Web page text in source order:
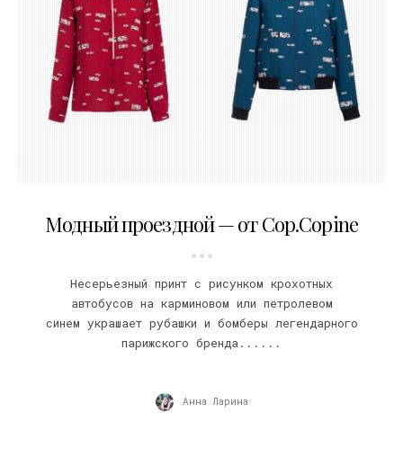
Модный проездной — от Cop.Copine
Несерьезный принт с рисунком крохотных
автобусов на карминовом или петролевом
синем украшает рубашки и бомберы легендарного
парижского бренда......
Анна Ларина